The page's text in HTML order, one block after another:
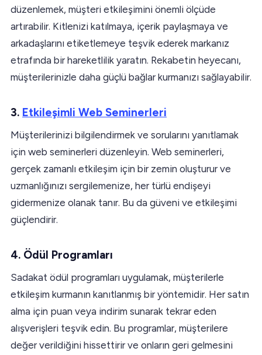
düzenlemek, müşteri etkileşimini önemli ölçüde
artırabilir. Kitlenizi katılmaya, içerik paylaşmaya ve
arkadaşlarını etiketlemeye teşvik ederek markanız
etrafında bir hareketlilik yaratın. Rekabetin heyecanı,
müşterilerinizle daha güçlü bağlar kurmanızı sağlayabilir.
3. Etkileşimli Web Seminerleri
Müşterilerinizi bilgilendirmek ve sorularını yanıtlamak
için web seminerleri düzenleyin. Web seminerleri,
gerçek zamanlı etkileşim için bir zemin oluşturur ve
uzmanlığınızı sergilemenize, her türlü endişeyi
gidermenize olanak tanır. Bu da güveni ve etkileşimi
güçlendirir.
4. Ödül Programları
Sadakat ödül programları uygulamak, müşterilerle
etkileşim kurmanın kanıtlanmış bir yöntemidir. Her satın
alma için puan veya indirim sunarak tekrar eden
alışverişleri teşvik edin. Bu programlar, müşterilere
değer verildiğini hissettirir ve onların geri gelmesini